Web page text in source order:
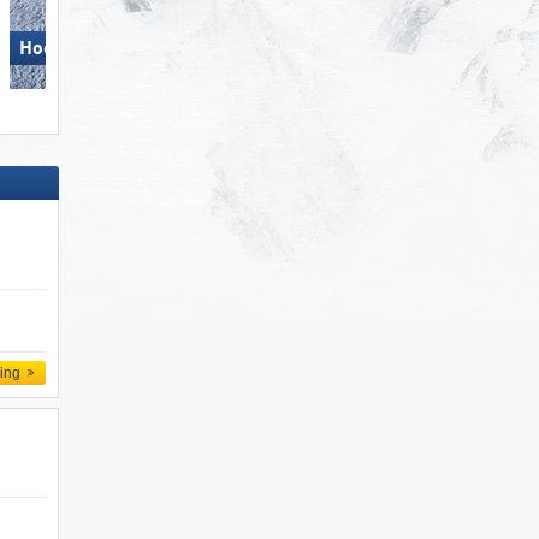
Hochzillertal Dolomites Val Gardena/​Gröden